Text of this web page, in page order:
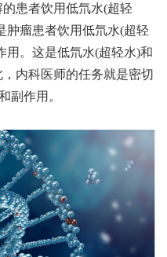
患者饮用低氘水(超轻
肿瘤患者饮用低氘水(超轻
用。这是低氘水(超轻水)和
内科医师的任务就是密切
副作用。